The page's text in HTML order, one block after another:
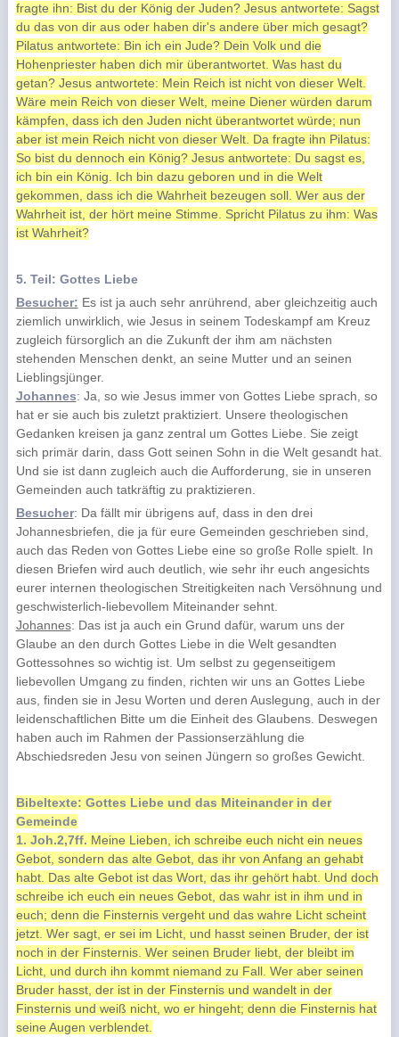
fragte ihn: Bist du der König der Juden? Jesus antwortete: Sagst
du das von dir aus oder haben dir's andere über mich gesagt?
Pilatus antwortete: Bin ich ein Jude? Dein Volk und die
Hohenpriester haben dich mir überantwortet. Was hast du
getan? Jesus antwortete: Mein Reich ist nicht von dieser Welt.
Wäre mein Reich von dieser Welt, meine Diener würden darum
kämpfen, dass ich den Juden nicht überantwortet würde; nun
aber ist mein Reich nicht von dieser Welt. Da fragte ihn Pilatus:
So bist du dennoch ein König? Jesus antwortete: Du sagst es,
ich bin ein König. Ich bin dazu geboren und in die Welt
gekommen, dass ich die Wahrheit bezeugen soll. Wer aus der
Wahrheit ist, der hört meine Stimme. Spricht Pilatus zu ihm: Was
ist Wahrheit?
5. Teil: Gottes Liebe
Besucher: Es ist ja auch sehr anrührend, aber gleichzeitig auch
ziemlich unwirklich, wie Jesus in seinem Todeskampf am Kreuz
zugleich fürsorglich an die Zukunft der ihm am nächsten
stehenden Menschen denkt, an seine Mutter und an seinen
Lieblingsjünger.
Johannes: Ja, so wie Jesus immer von Gottes Liebe sprach, so
hat er sie auch bis zuletzt praktiziert. Unsere theologischen
Gedanken kreisen ja ganz zentral um Gottes Liebe. Sie zeigt
sich primär darin, dass Gott seinen Sohn in die Welt gesandt hat.
Und sie ist dann zugleich auch die Aufforderung, sie in unseren
Gemeinden auch tatkräftig zu praktizieren.
Besucher: Da fällt mir übrigens auf, dass in den drei
Johannesbriefen, die ja für eure Gemeinden geschrieben sind,
auch das Reden von Gottes Liebe eine so große Rolle spielt. In
diesen Briefen wird auch deutlich, wie sehr ihr euch angesichts
eurer internen theologischen Streitigkeiten nach Versöhnung und
geschwisterlich-liebevollem Miteinander sehnt.
Johannes: Das ist ja auch ein Grund dafür, warum uns der
Glaube an den durch Gottes Liebe in die Welt gesandten
Gottessohnes so wichtig ist. Um selbst zu gegenseitigem
liebevollen Umgang zu finden, richten wir uns an Gottes Liebe
aus, finden sie in Jesu Worten und deren Auslegung, auch in der
leidenschaftlichen Bitte um die Einheit des Glaubens. Deswegen
haben auch im Rahmen der Passionserzählung die
Abschiedsreden Jesu von seinen Jüngern so großes Gewicht.
Bibeltexte: Gottes Liebe und das Miteinander in der
Gemeinde
1. Joh.2,7ff. Meine Lieben, ich schreibe euch nicht ein neues
Gebot, sondern das alte Gebot, das ihr von Anfang an gehabt
habt. Das alte Gebot ist das Wort, das ihr gehört habt. Und doch
schreibe ich euch ein neues Gebot, das wahr ist in ihm und in
euch; denn die Finsternis vergeht und das wahre Licht scheint
jetzt. Wer sagt, er sei im Licht, und hasst seinen Bruder, der ist
noch in der Finsternis. Wer seinen Bruder liebt, der bleibt im
Licht, und durch ihn kommt niemand zu Fall. Wer aber seinen
Bruder hasst, der ist in der Finsternis und wandelt in der
Finsternis und weiß nicht, wo er hingeht; denn die Finsternis hat
seine Augen verblendet.